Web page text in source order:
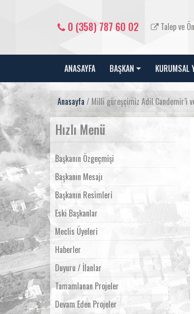
0 (358) 787 60 02 Talep ve
ANASAYFA BAŞKAN KURUMSAL
Anasayfa / Milli güreşçimiz Adil Candemir’i
Hızlı Menü
Başkanın Özgeçmişi
Başkanın Mesajı
Başkanın Resimleri
Eski Başkanlar
Meclis Üyeleri
Haberler
Duyuru / İlanlar
Tamamlanan Projeler
Devam Eden Projeler